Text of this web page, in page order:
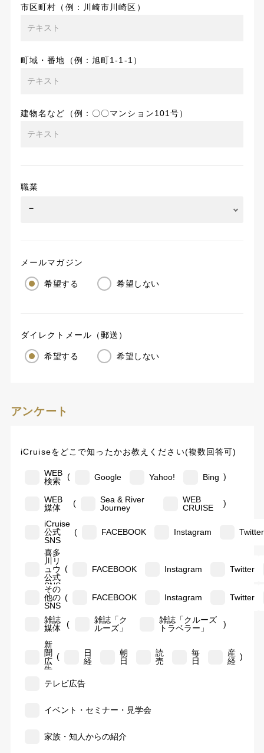
市区町村（例：川崎市川崎区）
町域・番地（例：旭町1-1-1）
建物名など（例：〇〇マンション101号）
職業
メールマガジン
希望する 希望しない
ダイレクトメール（郵送）
希望する 希望しない
アンケート
iCruiseをどこで知ったかお教えください(複数回答可)
WEB
検索
( Google Yahoo! Bing )
WEB
媒体
(
Sea & River
Journey
WEB
CRUISE
)
iCruise
公式
SNS
( FACEBOOK Instagram Twitter
喜多
川リ
ュウ
公式
SNS
( FACEBOOK Instagram Twitter
その
他の
SNS
( FACEBOOK Instagram Twitter
雑誌
媒体
(
雑誌「ク
ルーズ」
雑誌「クルーズ
トラベラー」
)
新
聞
広
告
(
日
経
朝
日
読
売
毎
日
産
経 )
テレビ広告
イベント・セミナー・見学会
家族・知人からの紹介